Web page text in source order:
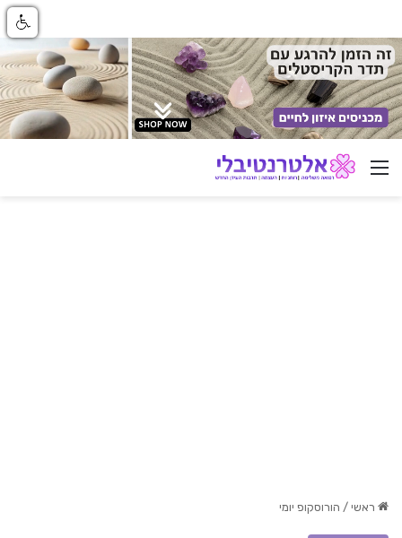
ניווט באתר
ראשי / הורוסקופ יומי